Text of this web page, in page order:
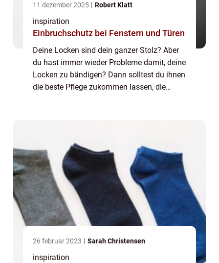
11 dezember 2025 Robert Klatt
inspiration
Einbruchschutz bei Fenstern und Türen
Deine Locken sind dein ganzer Stolz? Aber
du hast immer wieder Probleme damit, deine
Locken zu bändigen? Dann solltest du ihnen
die beste Pflege zukommen lassen, die
26 februar 2023 Sarah Christensen
inspiration